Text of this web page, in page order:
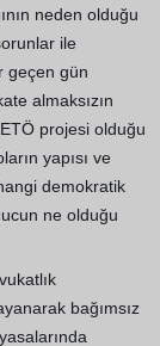
neden olduğu
ile
geçen gün
almaksızın
projesi olduğu
yapısı ve
demokratik
ne olduğu
bağımsız